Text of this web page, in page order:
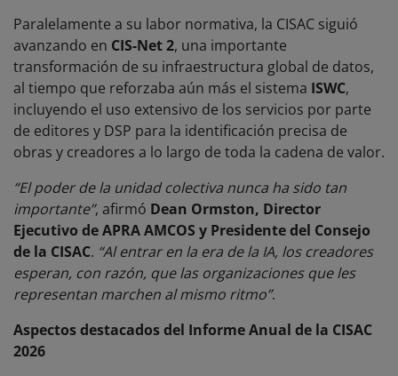
Paralelamente a su labor normativa, la CISAC siguió
avanzando en CIS-Net 2, una importante
transformación de su infraestructura global de datos,
al tiempo que reforzaba aún más el sistema ISWC,
incluyendo el uso extensivo de los servicios por parte
de editores y DSP para la identificación precisa de
obras y creadores a lo largo de toda la cadena de valor.
“El poder de la unidad colectiva nunca ha sido tan
importante”, afirmó Dean Ormston, Director
Ejecutivo de APRA AMCOS y Presidente del Consejo
de la CISAC. “Al entrar en la era de la IA, los creadores
esperan, con razón, que las organizaciones que les
representan marchen al mismo ritmo”.
Aspectos destacados del Informe Anual de la CISAC
2026